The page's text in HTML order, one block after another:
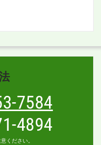
7584
4894
ください。